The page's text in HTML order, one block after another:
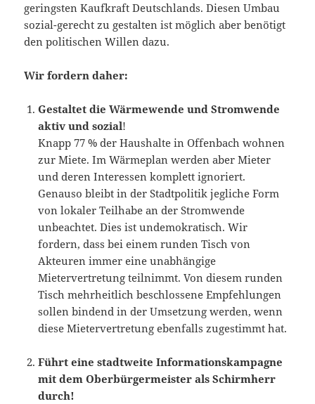
geringsten Kaufkraft Deutschlands. Diesen Umbau
sozial-gerecht zu gestalten ist möglich aber benötigt
den politischen Willen dazu.
Wir fordern daher:
Gestaltet die Wärmewende und Stromwende
aktiv und sozial!
Knapp 77 % der Haushalte in Offenbach wohnen
zur Miete. Im Wärmeplan werden aber Mieter
und deren Interessen komplett ignoriert.
Genauso bleibt in der Stadtpolitik jegliche Form
von lokaler Teilhabe an der Stromwende
unbeachtet. Dies ist undemokratisch. Wir
fordern, dass bei einem runden Tisch von
Akteuren immer eine unabhängige
Mietervertretung teilnimmt. Von diesem runden
Tisch mehrheitlich beschlossene Empfehlungen
sollen bindend in der Umsetzung werden, wenn
diese Mietervertretung ebenfalls zugestimmt hat.
Führt eine stadtweite Informationskampagne
mit dem Oberbürgermeister als Schirmherr
durch!